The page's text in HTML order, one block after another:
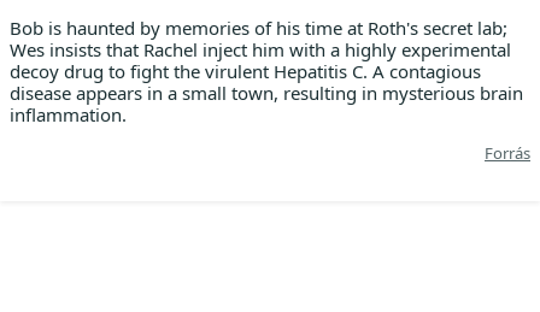
Bob is haunted by memories of his time at Roth's secret lab;
Wes insists that Rachel inject him with a highly experimental
decoy drug to fight the virulent Hepatitis C. A contagious
disease appears in a small town, resulting in mysterious brain
inflammation.
Forrás